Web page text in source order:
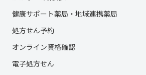
健康サポート薬局・地域連携薬局
処方せん予約
オンライン資格確認
電子処方せん